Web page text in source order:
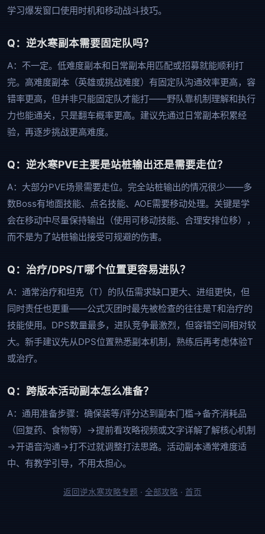
学习爆发窗口使用时机和移动战斗技巧。
Q：逆水寒副本需要固定队吗？
A：不一定。低难度副本和日常副本用匹配或招募就能顺利打
完。高难度副本（英雄或挑战难度）有固定队沟通效率更高，容
错率更高，但并非只能固定队才能打——野队靠机制理解和执行
力也能通关，只是翻车概率更高。建议先通过日常副本积累经
验，再逐步挑战更高难度。
Q：逆水寒PVE主要是站桩输出还是需要走位？
A：大部分PVE场景需要走位。完全站桩输出的情况很少——多
数Boss有地面技能、点名技能、AOE需要移动处理。关键是学
会在移动中尽量保持输出（使用可移动技能、合理安排位移），
而不是为了站桩输出接受可规避的伤害。
Q：治疗/DPS/T哪个位置更容易进队？
A：通常治疗和坦克（T）的队伍需求缺口更大、进组更快，但
同时责任也更重——公式灭团时最先被检查的往往是T和治疗的
技能使用。DPS数量最多，进队竞争最激烈，但容错空间相对较
大。新手建议先从DPS位置熟悉副本机制，熟练后再考虑体验T
或治疗。
Q：跨版本活动副本怎么准备？
A：通用准备步骤：确保装等/评分达到副本门槛→备齐消耗品
（回复药、食物等）→提前看攻略视频或文字详解了解核心机制
→开语音沟通→打不过就调整打法思路。活动副本通常难度适
中、有教学引导，不用太担心。
返回逆水寒攻略专题 · 全部攻略 · 首页